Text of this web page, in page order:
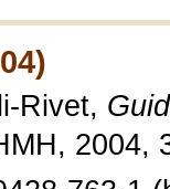
Rivet,
2004,